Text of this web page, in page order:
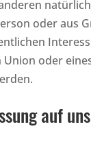
oder aus
Union oder
auf